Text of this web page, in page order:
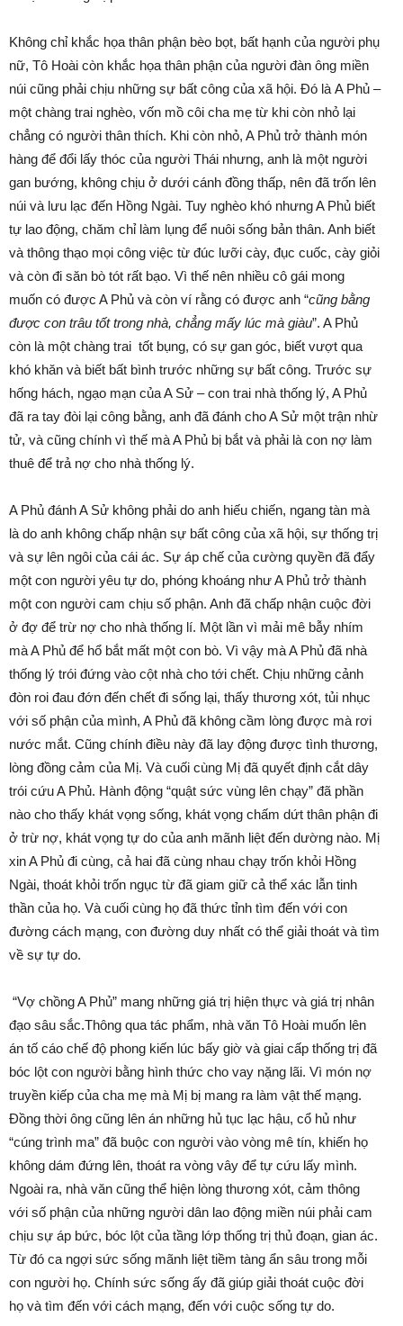
Không chỉ khắc họa thân phận bèo bọt, bất hạnh của người phụ
nữ, Tô Hoài còn khắc họa thân phận của người đàn ông miền
núi cũng phải chịu những sự bất công của xã hội. Đó là A Phủ –
một chàng trai nghèo, vốn mồ côi cha mẹ từ khi còn nhỏ lại
chẳng có người thân thích. Khi còn nhỏ, A Phủ trở thành món
hàng để đổi lấy thóc của người Thái nhưng, anh là một người
gan bướng, không chịu ở dưới cánh đồng thấp, nên đã trốn lên
núi và lưu lạc đến Hồng Ngài. Tuy nghèo khó nhưng A Phủ biết
tự lao động, chăm chỉ làm lụng để nuôi sống bản thân. Anh biết
và thông thạo mọi công việc từ đúc lưỡi cày, đục cuốc, cày giỏi
và còn đi săn bò tót rất bạo. Vì thế nên nhiều cô gái mong
muốn có được A Phủ và còn ví rằng có được anh “cũng bằng
được con trâu tốt trong nhà, chẳng mấy lúc mà giàu”. A Phủ
còn là một chàng trai tốt bụng, có sự gan góc, biết vượt qua
khó khăn và biết bất bình trước những sự bất công. Trước sự
hống hách, ngạo mạn của A Sử – con trai nhà thống lý, A Phủ
đã ra tay đòi lại công bằng, anh đã đánh cho A Sử một trận nhừ
tử, và cũng chính vì thế mà A Phủ bị bắt và phải là con nợ làm
thuê để trả nợ cho nhà thống lý.
A Phủ đánh A Sử không phải do anh hiếu chiến, ngang tàn mà
là do anh không chấp nhận sự bất công của xã hội, sự thống trị
và sự lên ngôi của cái ác. Sự áp chế của cường quyền đã đẩy
một con người yêu tự do, phóng khoáng như A Phủ trở thành
một con người cam chịu số phận. Anh đã chấp nhận cuộc đời
ở đợ để trừ nợ cho nhà thống lí. Một lần vì mải mê bẫy nhím
mà A Phủ để hổ bắt mất một con bò. Vì vậy mà A Phủ đã nhà
thống lý trói đứng vào cột nhà cho tới chết. Chịu những cảnh
đòn roi đau đớn đến chết đi sống lại, thấy thương xót, tủi nhục
với số phận của mình, A Phủ đã không cầm lòng được mà rơi
nước mắt. Cũng chính điều này đã lay động được tình thương,
lòng đồng cảm của Mị. Và cuối cùng Mị đã quyết định cắt dây
trói cứu A Phủ. Hành động “quật sức vùng lên chạy” đã phần
nào cho thấy khát vọng sống, khát vọng chấm dứt thân phận đi
ở trừ nợ, khát vọng tự do của anh mãnh liệt đến dường nào. Mị
xin A Phủ đi cùng, cả hai đã cùng nhau chạy trốn khỏi Hồng
Ngài, thoát khỏi trốn ngục từ đã giam giữ cả thể xác lẫn tinh
thần của họ. Và cuối cùng họ đã thức tỉnh tìm đến với con
đường cách mạng, con đường duy nhất có thể giải thoát và tìm
về sự tự do.
“Vợ chồng A Phủ” mang những giá trị hiện thực và giá trị nhân
đạo sâu sắc.Thông qua tác phẩm, nhà văn Tô Hoài muốn lên
án tố cáo chế độ phong kiến lúc bấy giờ và giai cấp thống trị đã
bóc lột con người bằng hình thức cho vay nặng lãi. Vì món nợ
truyền kiếp của cha mẹ mà Mị bị mang ra làm vật thế mạng.
Đồng thời ông cũng lên án những hủ tục lạc hậu, cổ hủ như
“cúng trình ma” đã buộc con người vào vòng mê tín, khiến họ
không dám đứng lên, thoát ra vòng vây để tự cứu lấy mình.
Ngoài ra, nhà văn cũng thể hiện lòng thương xót, cảm thông
với số phận của những người dân lao động miền núi phải cam
chịu sự áp bức, bóc lột của tầng lớp thống trị thủ đoạn, gian ác.
Từ đó ca ngợi sức sống mãnh liệt tiềm tàng ẩn sâu trong mỗi
con người họ. Chính sức sống ấy đã giúp giải thoát cuộc đời
họ và tìm đến với cách mạng, đến với cuộc sống tự do.